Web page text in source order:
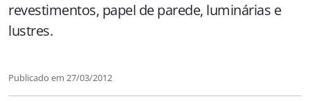
revestimentos, papel de parede, luminárias e
lustres.
Publicado em 27/03/2012